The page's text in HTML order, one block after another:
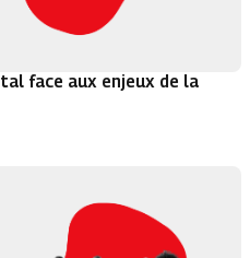
face aux enjeux de la